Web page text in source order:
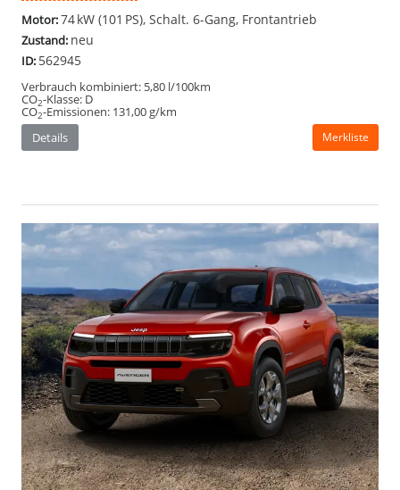
Motor:74 kW (101 PS), Schalt. 6-Gang, Frontantrieb
Zustand: neu
ID: 562945
Verbrauch kombiniert: 5,80 l/100km
CO2-Klasse: D
CO2-Emissionen: 131,00 g/km
Details
Merkliste